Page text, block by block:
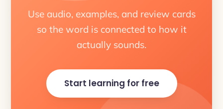
Use audio, examples, and review cards
so the word is connected to how it
actually sounds.
Start learning for free